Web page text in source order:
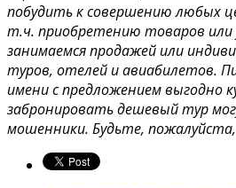
побудить к совершению любых
т.ч. приобретению товаров или
занимаемся продажей или
туров, отелей и авиабилетов.
имени с предложением выгодно
забронировать дешевый тур
мошенники. Будьте,